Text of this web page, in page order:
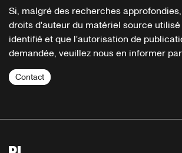
Si, malgré des recherches
droits d'auteur du matériel source
identifié et que l'autorisation de
demandée, veuillez nous en informer
Contact